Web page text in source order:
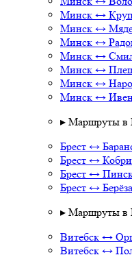
Минск ↔
Минск ↔
Минск ↔
Минск ↔
Минск ↔
Минск ↔
Минск ↔
▸ Маршруты в
Брест ↔
Брест ↔
Брест ↔
Брест ↔ Берёза
▸ Маршруты в
Витебск ↔
Витебск ↔